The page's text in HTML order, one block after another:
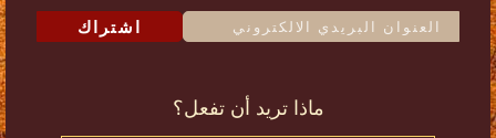
اشتراك
ماذا تريد أن تفعل؟